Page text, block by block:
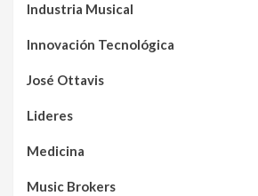
Industria Musical
Innovación Tecnológica
José Ottavis
Lideres
Medicina
Music Brokers